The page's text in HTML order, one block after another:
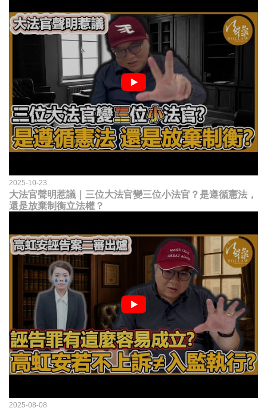
2025-10-23
大法官聲明惹議｜三位大法官變三位小法官？是遵循憲法，
還是放棄制衡立法權？
2025-08-08